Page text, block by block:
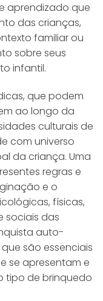
aprendizado que
das crianças,
familiar ou
sobre seus
infantil.
que podem
ao longo da
culturais de
com universo
da criança. Uma
regras e
e o
físicas,
sociais das
auto-
são essenciais
se apresentam e
tipo de brinquedo